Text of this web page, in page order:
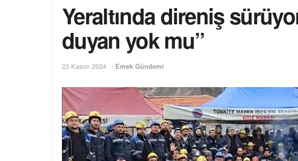
Yeraltında direniş
duyan yok mu”
23 Kasım 2024 - Emek Gündemi